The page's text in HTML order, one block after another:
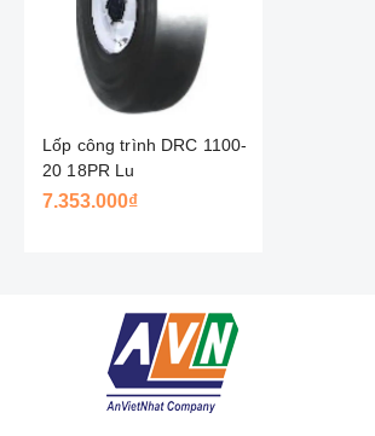
Lốp công trình DRC 1100-
20 18PR Lu
7.353.000₫